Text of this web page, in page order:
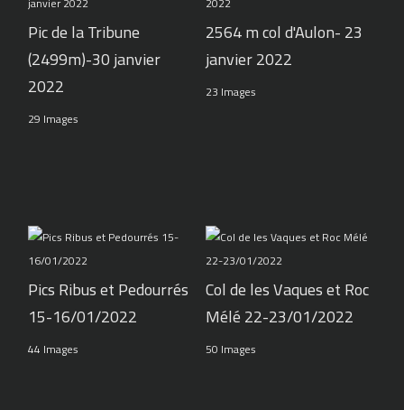
Pic de la Tribune
(2499m)-30 janvier
2022
29 Images
2564 m col d'Aulon- 23
janvier 2022
23 Images
Pics Ribus et Pedourrés
15-16/01/2022
44 Images
Col de les Vaques et Roc
Mélé 22-23/01/2022
50 Images